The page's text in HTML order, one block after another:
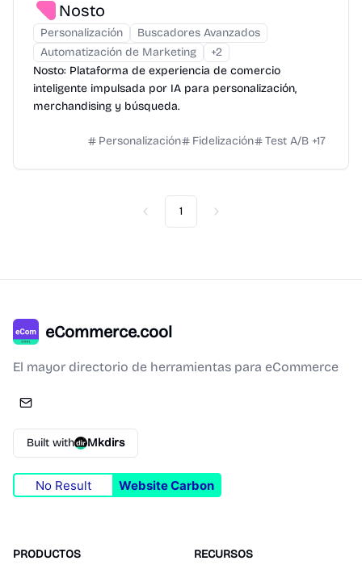
Nosto
Personalización
Buscadores Avanzados
Automatización de Marketing
+2
Nosto: Plataforma de experiencia de comercio
inteligente impulsada por IA para personalización,
merchandising y búsqueda.
Personalización Fidelización Test A/B +17
Previous
1 Next
eCommerce.cool
El mayor directorio de herramientas para eCommerce
Built with Mkdirs
No Result Website Carbon
PRODUCTOS RECURSOS